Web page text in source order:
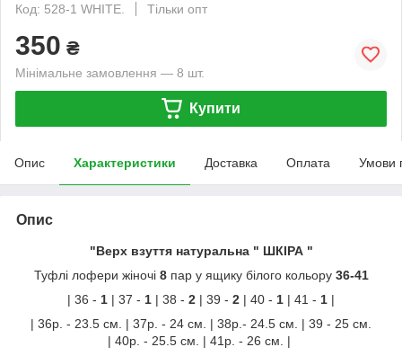
Код: 528-1 WHITE.
Тільки опт
350 ₴
Мінімальне замовлення — 8 шт.
Купити
Опис Характеристики Доставка Оплата Умови
Опис
"Верх взуття натуральна " ШКІРА "
Туфлі лофери жіночі 8пар у ящику білого кольору 36-41
| 36 - 1 | 37 - 1 | 38 - 2 | 39 - 2 | 40 - 1 | 41 - 1 |
| 36р. - 23.5 см. | 37р. - 24 см. | 38р.- 24.5 см. | 39 - 25 см.
| 40р. - 25.5 см. | 41р. - 26 см. |